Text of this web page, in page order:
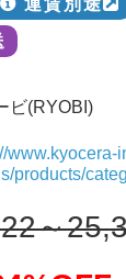
ビ(RYOBI)
products/
～